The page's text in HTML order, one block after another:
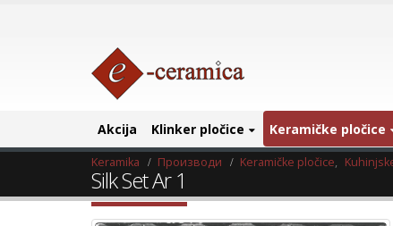
Akcija Klinker pločice Keramičke pločice
Keramika Производи Keramičke pločice,
Silk Set Ar 1